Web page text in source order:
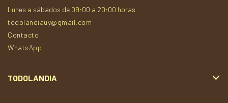
Lunes a sábados de 09:00 a 20:00 horas.
todolandiauy@gmail.com
Contacto
WhatsApp
TODOLANDIA